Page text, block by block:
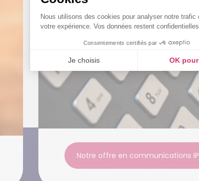
Notre offre en communications IP